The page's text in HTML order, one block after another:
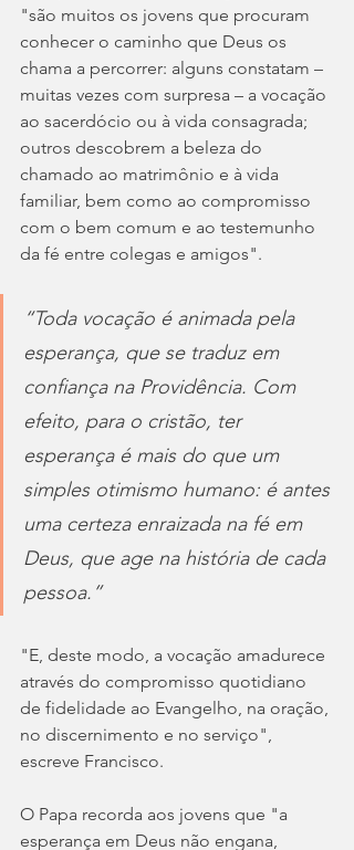
"são muitos os jovens que procuram
conhecer o caminho que Deus os
chama a percorrer: alguns constatam –
muitas vezes com surpresa – a vocação
ao sacerdócio ou à vida consagrada;
outros descobrem a beleza do
chamado ao matrimônio e à vida
familiar, bem como ao compromisso
com o bem comum e ao testemunho
da fé entre colegas e amigos".
“Toda vocação é animada pela
esperança, que se traduz em
confiança na Providência. Com
efeito, para o cristão, ter
esperança é mais do que um
simples otimismo humano: é antes
uma certeza enraizada na fé em
Deus, que age na história de cada
pessoa.”
"E, deste modo, a vocação amadurece
através do compromisso quotidiano
de fidelidade ao Evangelho, na oração,
no discernimento e no serviço",
escreve Francisco.
O Papa recorda aos jovens que "a
esperança em Deus não engana,